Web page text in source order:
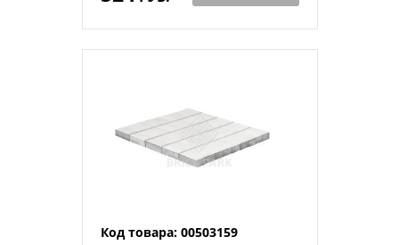
Код товара: 00503159